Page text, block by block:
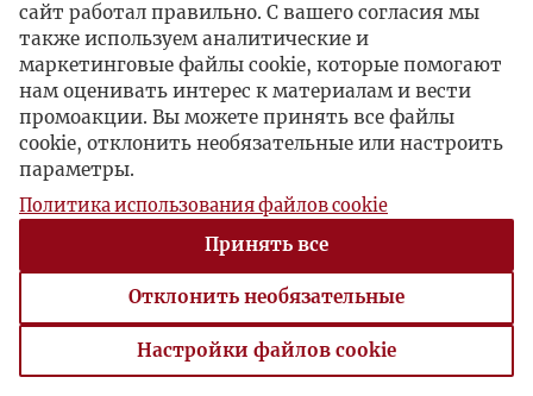
W
Z
Ż
Aleksander Porembiński / Jerzy Giedroyc
Odrzucony
Sao Paulo, 1963-11-28 , Aleksander Porembiński
Porembiński odpowiada Giedroyciowi po tym, jak
otrzymał odnowę publikacji opowiadania. Przy
okazji wspomina, że jego artykuł
wyższe w Brazyliiukazał się w Życiu Szkół Wyższych
(6/1963).
сайт работал правильно. С вашего согласия мы
также используем аналитические и
маркетинговые файлы cookie, которые помогают
нам оценивать интерес к материалам и вести
промоакции. Вы можете принять все файлы
cookie, отклонить необязательные или настроить
параметры.
Политика использования файлов cookie
Принять все
Отклонить необязательные
Настройки файлов cookie
Настройки файлов cookie